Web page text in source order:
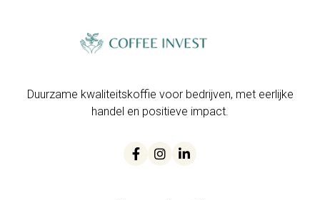
Duurzame kwaliteitskoffie voor bedrijven, met eerlijke
handel en positieve impact.
  